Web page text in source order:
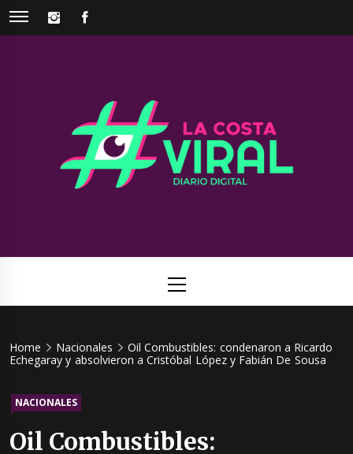
Skip
INSTAGRAM
Viral
Menu
Home Nacionales
Oil Combustibles: condenaron a Ricardo
Echegaray y absolvieron a Cristóbal López y Fabián De Sousa
NACIONALES
Oil Combustibles: